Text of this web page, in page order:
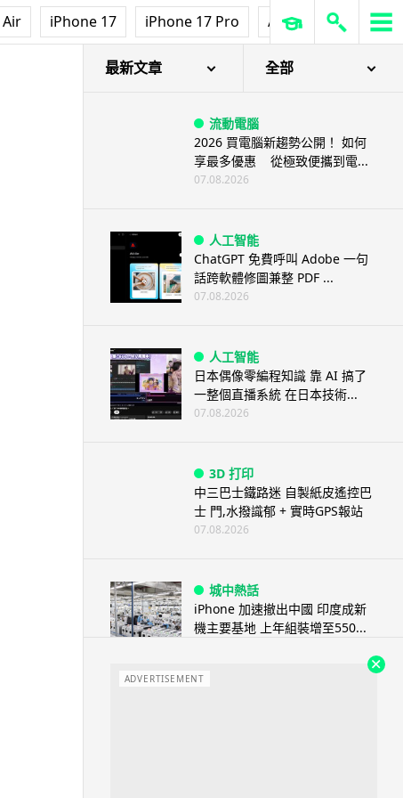
iPhone 17 iPhone 17 Pro AirPods Pro 3
最新文章 全部
流動電腦
2026 買電腦新趨勢公開！ 如何
享最多優惠 從極致便攜到電...
07.08.2026
人工智能
ChatGPT 免費呼叫 Adobe 一句
話跨軟體修圖兼整 PDF ...
07.08.2026
人工智能
日本偶像零編程知識 靠 AI 搞了
一整個直播系統 在日本技術...
07.08.2026
3D 打印
中三巴士鐵路迷 自製紙皮遙控巴
士 門,水撥識郁 + 實時GPS報站
07.08.2026
城中熱話
iPhone 加速撤出中國 印度成新
機主要基地 上年組裝增至550...
ADVERTISEMENT